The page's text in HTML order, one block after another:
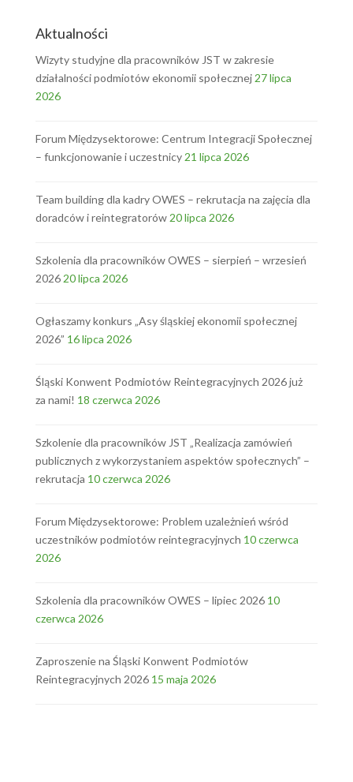
Aktualności
Wizyty studyjne dla pracowników JST w zakresie
działalności podmiotów ekonomii społecznej 27 lipca
2026
Forum Międzysektorowe: Centrum Integracji Społecznej
– funkcjonowanie i uczestnicy 21 lipca 2026
Team building dla kadry OWES – rekrutacja na zajęcia dla
doradców i reintegratorów 20 lipca 2026
Szkolenia dla pracowników OWES – sierpień – wrzesień
2026 20 lipca 2026
Ogłaszamy konkurs „Asy śląskiej ekonomii społecznej
2026” 16 lipca 2026
Śląski Konwent Podmiotów Reintegracyjnych 2026 już
za nami! 18 czerwca 2026
Szkolenie dla pracowników JST „Realizacja zamówień
publicznych z wykorzystaniem aspektów społecznych” –
rekrutacja 10 czerwca 2026
Forum Międzysektorowe: Problem uzależnień wśród
uczestników podmiotów reintegracyjnych 10 czerwca
2026
Szkolenia dla pracowników OWES – lipiec 2026 10
czerwca 2026
Zaproszenie na Śląski Konwent Podmiotów
Reintegracyjnych 2026 15 maja 2026